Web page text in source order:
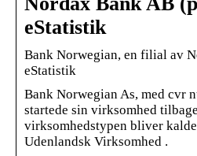
eStatistik
Bank Norwegian, en filial av
eStatistik
Bank Norwegian As, med cvr
startede sin virksomhed
virksomhedstypen bliver
Udenlandsk Virksomhed .